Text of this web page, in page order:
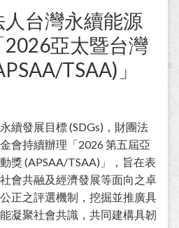
台灣永續能源
亞太暨台灣
TSAA)」
續發展目標 (SDGs)，財團法
會持續辦理「2026 第五屆亞
獎 (APSAA/TSAA)」，旨在表
會共融及經濟發展等面向之卓
正之評選機制，挖掘並推廣具
凝聚社會共識，共同建構具韌